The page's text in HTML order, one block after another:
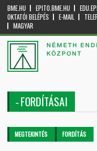
BME.HU EPITO.BME.HU
OKTATÓI BELÉPÉS
E-MAIL
MAGYAR
NÉMETH
KÖZPONT
-FORDÍTÁSAI
Elsődleges fülek
MEGTEKINTÉS FORDÍTÁS